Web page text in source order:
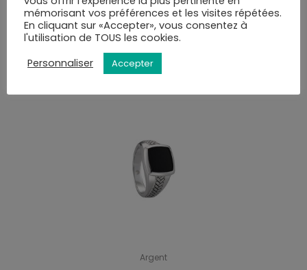
VOUS AIMEREZ PEUT-ÊTRE AUSSI…
Argent
mémorisant vos préférences et les visites répétées.
En cliquant sur «Accepter», vous consentez à
l'utilisation de TOUS les cookies.
Personnaliser
Accepter